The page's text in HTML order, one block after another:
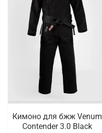
Кимоно для бжж Venum
Contender 3.0 Black